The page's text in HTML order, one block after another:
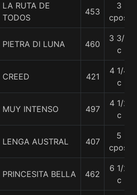
LA RUTA DE
TODOS
453
3
cpos.
PIETRA DI LUNA 460
3 3/4
c
CREED 421
4 1/4
c
MUY INTENSO 497
4 1/2
c
LENGA AUSTRAL 407
5
cpos.
PRINCESITA BELLA 462
6 1/2
c